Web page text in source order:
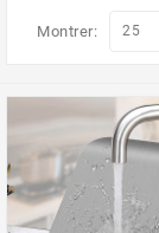
Montrer: